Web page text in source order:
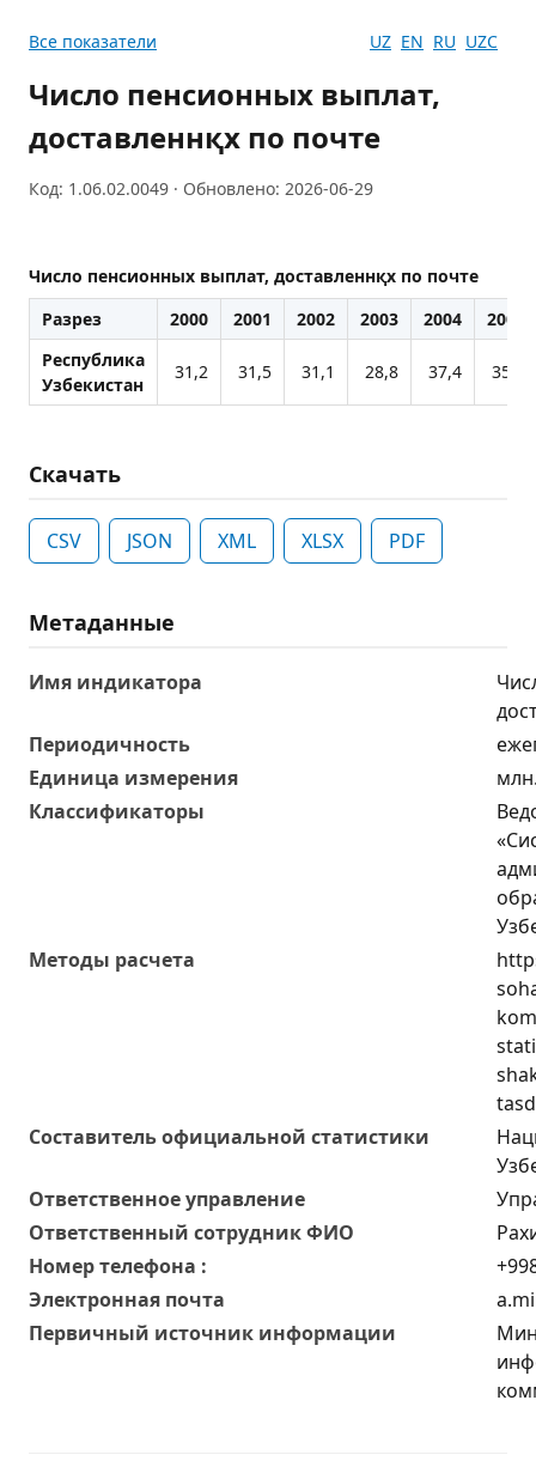
Все показатели UZ EN RU UZC
Число пенсионных выплат,
доставленнқх по почте
Код: 1.06.02.0049 · Обновлено: 2026-06-29
Число пенсионных выплат, доставленнқх по почте
Разрез
2000 2001 2002 2003 2004
2005
Республика
Узбекистан
31,2 31,5 31,1 28,8 37,4 35,1
Скачать
CSV JSON XML XLSX PDF
Метаданные
Имя индикатора
Периодичность
Единица измерения
Классификаторы
Методы расчета
Составитель официальной статистики
Ответственное управление
Oтветственный сотрудник ФИО
Номер телефона :
Электронная почта
Первичный источник информации